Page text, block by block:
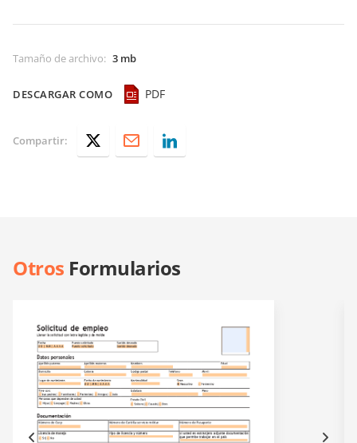
Tamaño de archivo: 3 mb
DESCARGAR COMO PDF
Compartir:
Otros Formularios